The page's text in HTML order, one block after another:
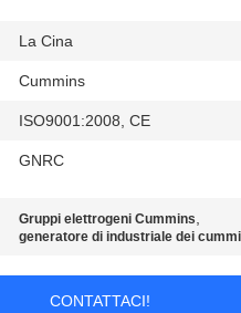
La Cina
Cummins
ISO9001:2008, CE
GNRC
Gruppi elettrogeni Cummins,
generatore di industriale dei
CONTATTACI!